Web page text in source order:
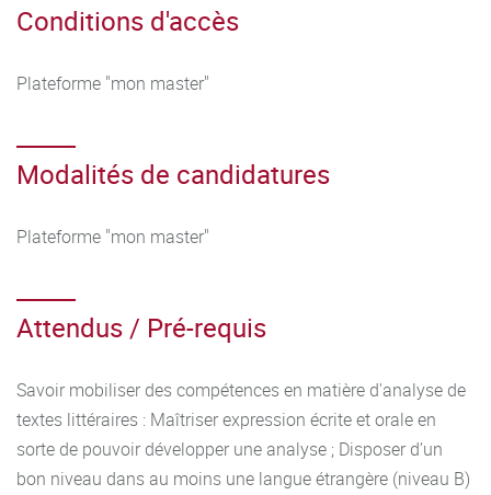
Conditions d'accès
Plateforme "mon master"
Modalités de candidatures
Plateforme "mon master"
Attendus / Pré-requis
Savoir mobiliser des compétences en matière d'analyse de
textes littéraires : Maîtriser expression écrite et orale en
sorte de pouvoir développer une analyse ; Disposer d’un
bon niveau dans au moins une langue étrangère (niveau B)